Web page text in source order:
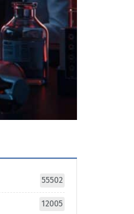
55502
12005